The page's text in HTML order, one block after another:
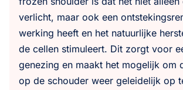
verlicht, maar ook een
werking heeft en het natuurlijke
de cellen stimuleert. Dit zorgt voor
genezing en maakt het mogelijk om
op de schouder weer geleidelijk op